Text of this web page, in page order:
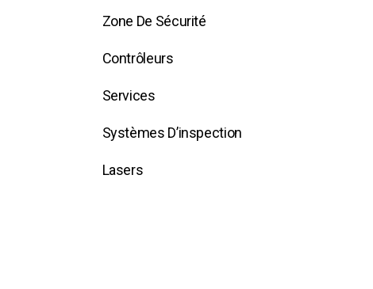
Zone De Sécurité
Contrôleurs
Services
Systèmes D’inspection
Lasers